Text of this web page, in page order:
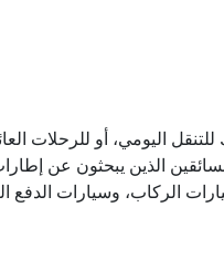
اليومي، أو للرحلات
للسائقين الذين يبحثون عن
الركاب، وسيارات الدفع